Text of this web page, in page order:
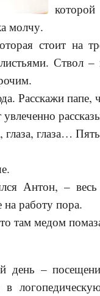
молчу.
стоит на
Ствол
Расскажи папе,
глаза…
Антон, –
работу пора.
там медом
день –